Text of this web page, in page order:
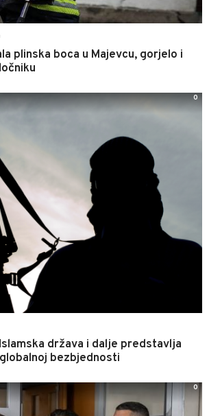
plinska boca u Majevcu, gorjelo i
država i dalje predstavlja
bezbjednosti
0
0